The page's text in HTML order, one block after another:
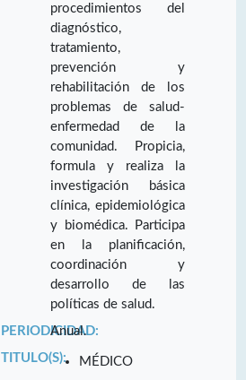
procedimientos del
diagnóstico,
tratamiento,
prevención y
rehabilitación de los
problemas de salud-
enfermedad de la
comunidad. Propicia,
formula y realiza la
investigación básica
clínica, epidemiológica
y biomédica. Participa
en la planificación,
coordinación y
desarrollo de las
políticas de salud.
PERIODICIDAD:
Anual.
TITULO(S):
MÉDICO